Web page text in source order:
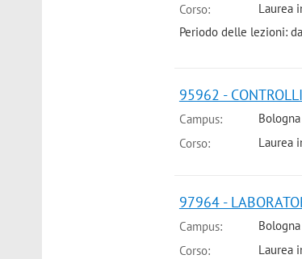
Corso:
Laurea
Periodo delle lezioni:
95962 -
Campus:
Bologna
Corso:
Laurea
97964 -
Campus:
Bologna
Corso:
Laurea